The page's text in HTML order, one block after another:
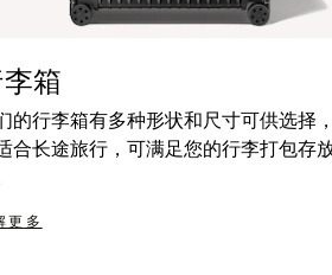
箱
的行李箱有多种形状和尺寸可供选择
合长途旅行，可满足您的行李打包存
更多